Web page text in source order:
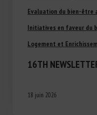
Evaluation du bien-être
Initiatives en faveur du
Logement et
16TH
18 juin 2026